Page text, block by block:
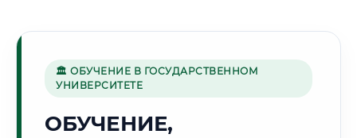
🏛️
🏛 ОБУЧЕНИЕ В ГОСУДАРСТВЕННОМ
УНИВЕРСИТЕТЕ
ОБУЧЕНИЕ,